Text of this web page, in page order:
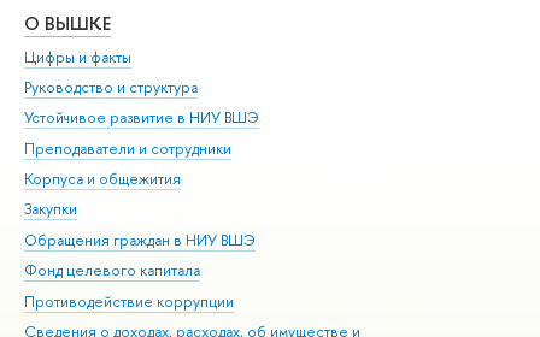
О ВЫШКЕ
Цифры и факты
Руководство и структура
Устойчивое развитие в НИУ ВШЭ
Преподаватели и сотрудники
Корпуса и общежития
Закупки
Обращения граждан в НИУ ВШЭ
Фонд целевого капитала
Противодействие коррупции
Сведения о доходах, расходах, об имуществе и